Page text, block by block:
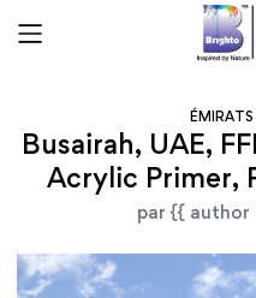
Busairah, UAE,
Acrylic Primer,
par {{ author